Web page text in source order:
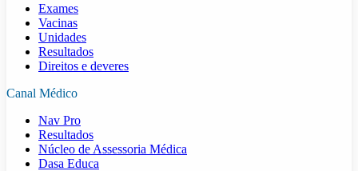
Exames
Vacinas
Unidades
Resultados
Direitos e deveres
Canal Médico
Nav Pro
Resultados
Núcleo de Assessoria Médica
Dasa Educa